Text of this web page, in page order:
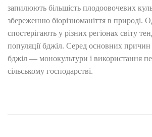
запилюють більшість плодоовочевих
збереженню біорізноманіття в природі.
спостерігають у різних регіонах світу
популяції бджіл. Серед основних
бджіл — монокультури і використання
сільському господарстві.